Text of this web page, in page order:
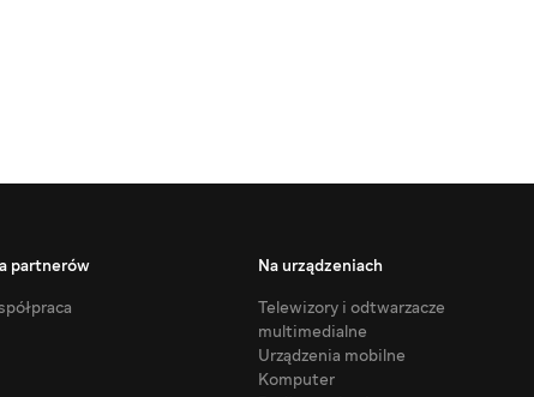
partnerów
Na urządzeniach
Telewizory i odtwarzacze
multimedialne
Urządzenia mobilne
Komputer